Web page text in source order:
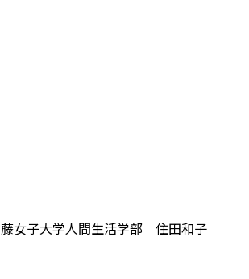
藤女子大学人間生活学部 住田和子